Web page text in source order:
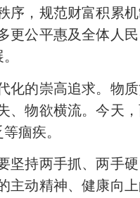
序，规范财富积累
更公平惠及全体人
化的崇高追求。物
、物欲横流。今天
痼疾。
持两手抓、两手
主动精神、健康向